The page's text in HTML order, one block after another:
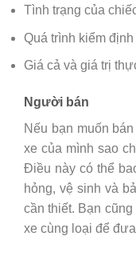
Tình trạng của
Quá trình kiểm
Giá cả và giá trị
Người bán
Nếu bạn muốn
xe của mình sao
Điều này có thể
hỏng, vệ sinh và
cần thiết. Bạn
xe cùng loại để